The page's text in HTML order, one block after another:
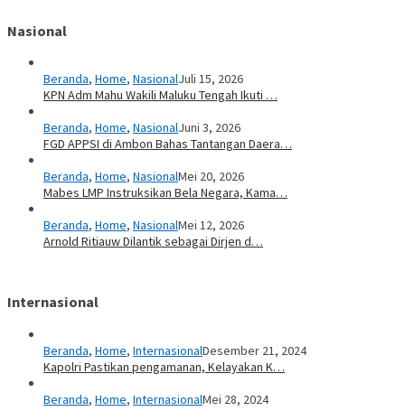
Nasional
Beranda, Home, NasionalJuli 15, 2026
KPN Adm Mahu Wakili Maluku Tengah Ikuti …
Beranda, Home, NasionalJuni 3, 2026
FGD APPSI di Ambon Bahas Tantangan Daera…
Beranda, Home, NasionalMei 20, 2026
Mabes LMP Instruksikan Bela Negara, Kama…
Beranda, Home, NasionalMei 12, 2026
Arnold Ritiauw Dilantik sebagai Dirjen d…
Internasional
Beranda, Home, InternasionalDesember 21, 2024
Kapolri Pastikan pengamanan, Kelayakan K…
Beranda, Home, InternasionalMei 28, 2024